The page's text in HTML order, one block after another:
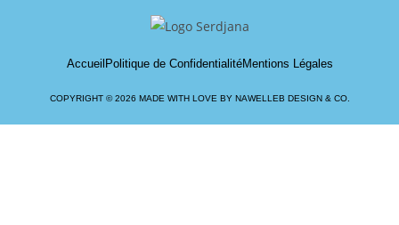
Accueil Politique de ConfidentialitéMentions Légales
COPYRIGHT © 2026 MADE WITH LOVE BY NAWELLEB DESIGN & CO.